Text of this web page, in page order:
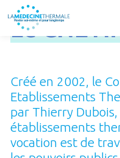
LeCNETh
Créé en 2002, le
Etablissements
par Thierry
établissements
vocation est de